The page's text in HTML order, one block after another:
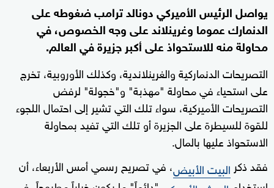
يواصل الرئيس الأميركي دونالد ترامب ضغوطه على
الدنمارك عموما وغرينلاند على وجه الخصوص، في
محاولة منه للاستحواذ على أكبر جزيرة في العالم.
التصريحات الدنماركية والغرينلاندية، وكذلك الأوروبية، تخرج
على استحياء في محاولة "مهذبة" و"خجولة" لرفض
التصريحات الأميركية، سواء تلك التي تشير إلى احتمال اللجوء
للقوة للسيطرة على الجزيرة أو تلك التي تفيد بمحاولة
الاستحواذ عليها بالمال.
فقد ذكر البيت الأبيض، في تصريح رسمي أمس الأربعاء، أن